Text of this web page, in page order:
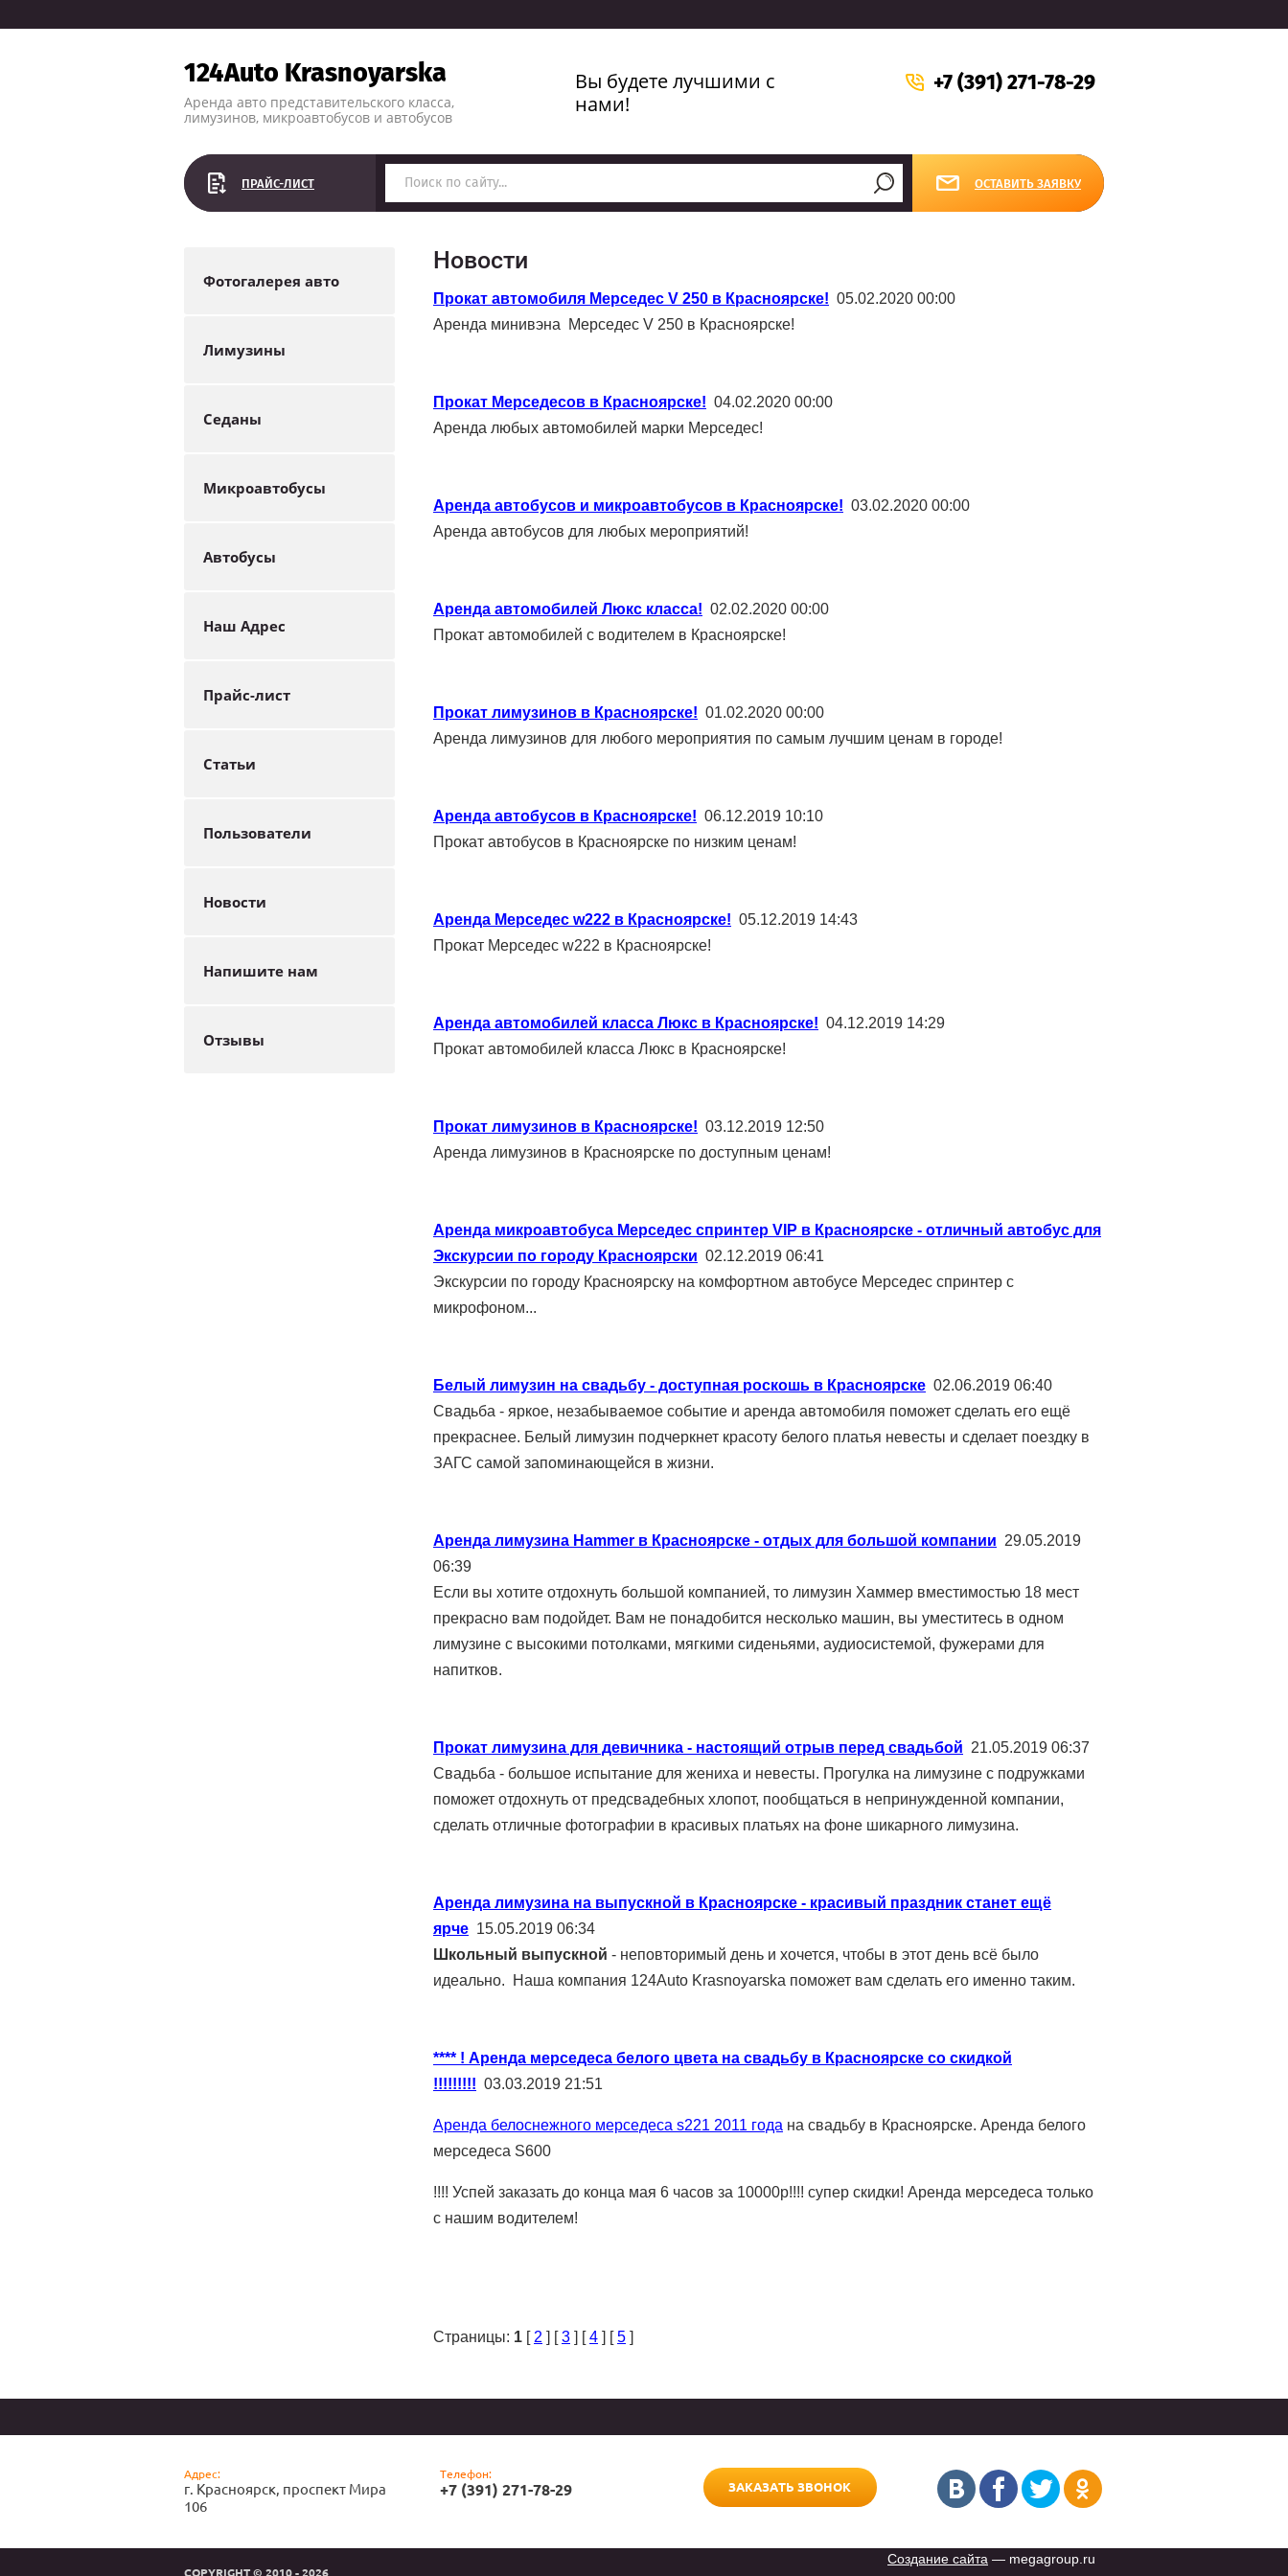
124Auto Krasnoyarska
Аренда авто представительского класса,
лимузинов, микроавтобусов и автобусов
Вы будете лучшими с
нами!
+7 (391) 271-78-29
ПРАЙС-ЛИСТ ОСТАВИТЬ ЗАЯВКУ
Фотогалерея авто
Лимузины
Седаны
Микроавтобусы
Автобусы
Наш Адрес
Прайс-лист
Статьи
Пользователи
Новости
Напишите нам
Отзывы
Новости
Прокат автомобиля Мерседес V 250 в Красноярске! 05.02.2020 00:00
Аренда минивэна Мерседес V 250 в Красноярске!
Прокат Мерседесов в Красноярске! 04.02.2020 00:00
Аренда любых автомобилей марки Мерседес!
Аренда автобусов и микроавтобусов в Красноярске! 03.02.2020 00:00
Аренда автобусов для любых мероприятий!
Аренда автомобилей Люкс класса! 02.02.2020 00:00
Прокат автомобилей с водителем в Красноярске!
Прокат лимузинов в Красноярске! 01.02.2020 00:00
Аренда лимузинов для любого мероприятия по самым лучшим ценам в городе!
Аренда автобусов в Красноярске! 06.12.2019 10:10
Прокат автобусов в Красноярске по низким ценам!
Аренда Мерседес w222 в Красноярске! 05.12.2019 14:43
Прокат Мерседес w222 в Красноярске!
Аренда автомобилей класса Люкс в Красноярске! 04.12.2019 14:29
Прокат автомобилей класса Люкс в Красноярске!
Прокат лимузинов в Красноярске! 03.12.2019 12:50
Аренда лимузинов в Красноярске по доступным ценам!
Аренда микроавтобуса Мерседес спринтер VIP в Красноярске - отличный автобус для
Экскурсии по городу Красноярски 02.12.2019 06:41
Экскурсии по городу Красноярску на комфортном автобусе Мерседес спринтер с
микрофоном...
Белый лимузин на свадьбу - доступная роскошь в Красноярске 02.06.2019 06:40
Свадьба - яркое, незабываемое событие и аренда автомобиля поможет сделать его ещё
прекраснее. Белый лимузин подчеркнет красоту белого платья невесты и сделает поездку в
ЗАГС самой запоминающейся в жизни.
Аренда лимузина Hammer в Красноярске - отдых для большой компании 29.05.2019
06:39
Если вы хотите отдохнуть большой компанией, то лимузин Хаммер вместимостью 18 мест
прекрасно вам подойдет. Вам не понадобится несколько машин, вы уместитесь в одном
лимузине с высокими потолками, мягкими сиденьями, аудиосистемой, фужерами для
напитков.
Прокат лимузина для девичника - настоящий отрыв перед свадьбой 21.05.2019 06:37
Свадьба - большое испытание для жениха и невесты. Прогулка на лимузине с подружками
поможет отдохнуть от предсвадебных хлопот, пообщаться в непринужденной компании,
сделать отличные фотографии в красивых платьях на фоне шикарного лимузина.
Аренда лимузина на выпускной в Красноярске - красивый праздник станет ещё
ярче 15.05.2019 06:34
Школьный выпускной - неповторимый день и хочется, чтобы в этот день всё было
идеально. Наша компания 124Auto Krasnoyarska поможет вам сделать его именно таким.
**** ! Аренда мерседеса белого цвета на свадьбу в Красноярске со скидкой
!!!!!!!!! 03.03.2019 21:51
Аренда белоснежного мерседеса s221 2011 года на свадьбу в Красноярске. Аренда белого
мерседеса S600
!!!! Успей заказать до конца мая 6 часов за 10000р!!!! супер скидки! Аренда мерседеса только
с нашим водителем!
Страницы: 1 [2 ] [3 ] [4 ] [5 ]
Адрес:
г. Красноярск, проспект Мира
106
Телефон:
+7 (391) 271-78-29 ЗАКАЗАТЬ ЗВОНОК
Создание сайта — megagroup.ru
COPYRIGHT © 2010 - 2026